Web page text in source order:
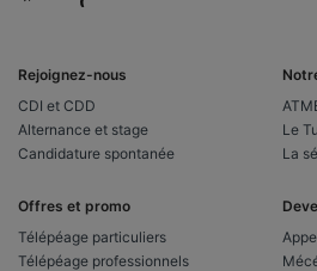
Rejoignez-nous
CDI et CDD
Alternance et stage
Candidature spontanée
Le
La
Offres et promo
Télépéage particuliers
Télépéage professionnels